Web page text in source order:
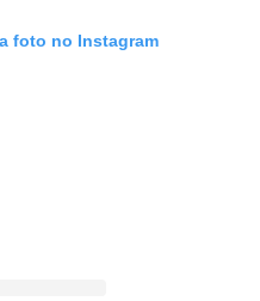
foto no Instagram